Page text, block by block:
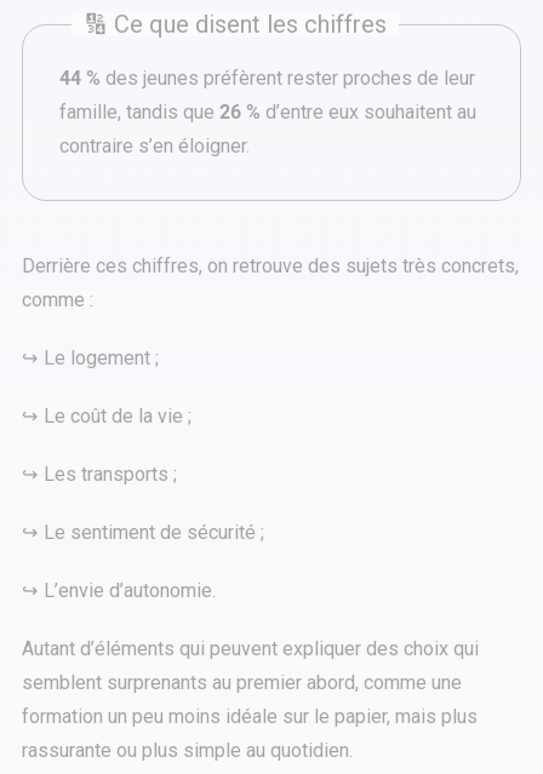
🔢 Ce que disent les chiffres
44 % des jeunes préfèrent rester proches de leur
famille, tandis que 26 % d’entre eux souhaitent au
contraire s’en éloigner.
Derrière ces chiffres, on retrouve des sujets très concrets,
comme :
Le logement ;
Le coût de la vie ;
Les transports ;
Le sentiment de sécurité ;
L’envie d’autonomie.
Autant d’éléments qui peuvent expliquer des choix qui
semblent surprenants au premier abord, comme une
formation un peu moins idéale sur le papier, mais plus
rassurante ou plus simple au quotidien.